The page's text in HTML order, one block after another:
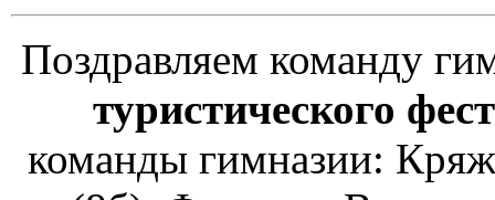
Поздравляем команду
туристического
команды гимназии: